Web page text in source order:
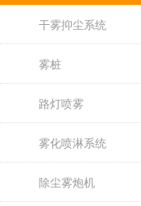
干雾抑尘系统
雾桩
路灯喷雾
雾化喷淋系统
除尘雾炮机